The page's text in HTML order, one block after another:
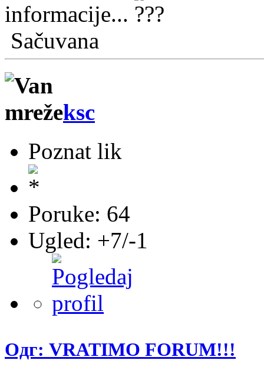
informacije...
Sačuvana
ksc
Poznat lik
Poruke: 64
Ugled: +7/-1
Одг: VRATIMO FORUM!!!